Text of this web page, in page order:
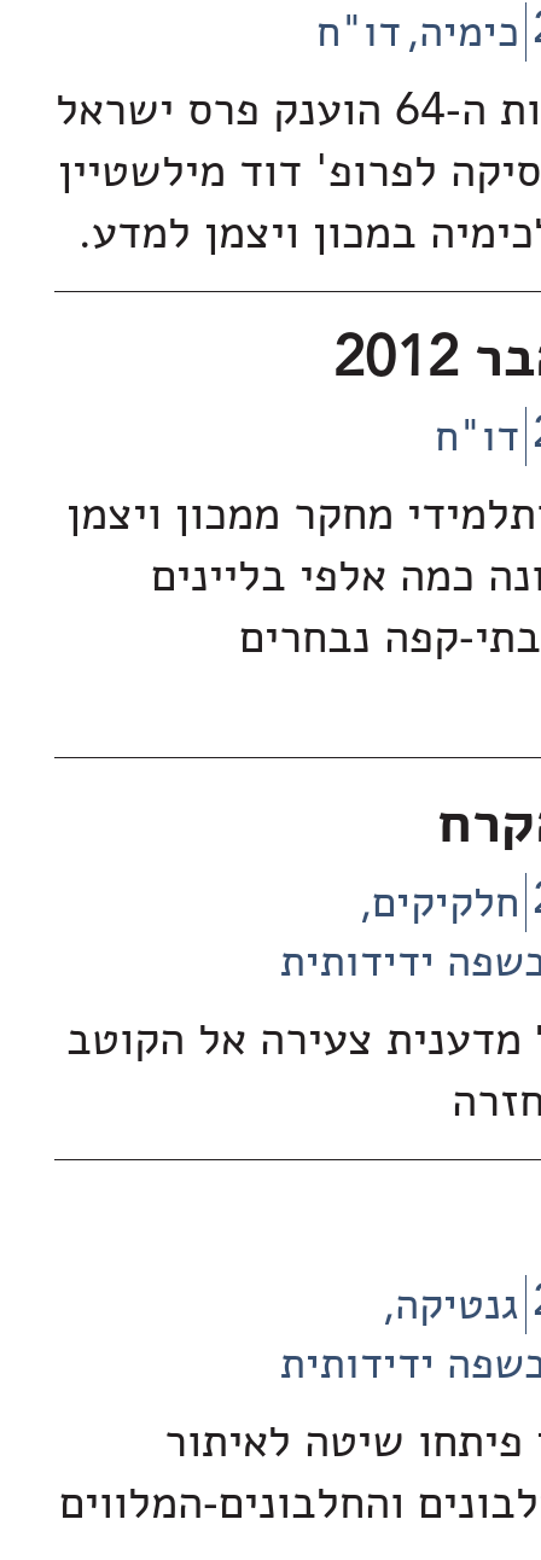
כימיה דו"ח
ביום העצמאות ה-64 הוענק פרס ישראל
לפרופ' דוד מילשטיין
במכון ויצמן למדע.
דו"ח
ותלמידי מחקר ממכון ויצמן
כמה אלפי בליינים
ובתי-קפה נבחרים
חלקיקים
ידידותית
מדענית צעירה אל הקוטב
גנטיקה
ידידותית
פיתחו שיטה לאיתור
והחלבונים-המלווים